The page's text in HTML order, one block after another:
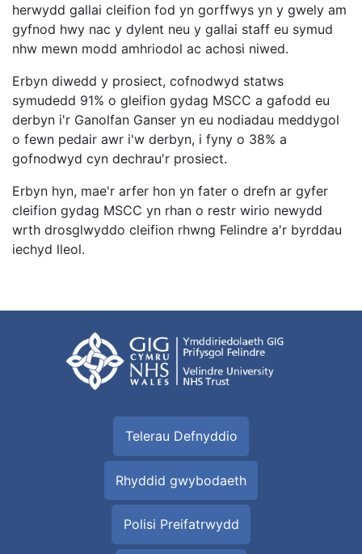
herwydd gallai cleifion fod yn gorffwys yn y gwely am
gyfnod hwy nac y dylent neu y gallai staff eu symud
nhw mewn modd amhriodol ac achosi niwed.
Erbyn diwedd y prosiect, cofnodwyd statws
symudedd 91% o gleifion gydag MSCC a gafodd eu
derbyn i'r Ganolfan Ganser yn eu nodiadau meddygol
o fewn pedair awr i'w derbyn, i fyny o 38% a
gofnodwyd cyn dechrau'r prosiect.
Erbyn hyn, mae'r arfer hon yn fater o drefn ar gyfer
cleifion gydag MSCC yn rhan o restr wirio newydd
wrth drosglwyddo cleifion rhwng Felindre a'r byrddau
iechyd lleol.
Telerau Defnyddio
Rhyddid gwybodaeth
Polisi Preifatrwydd